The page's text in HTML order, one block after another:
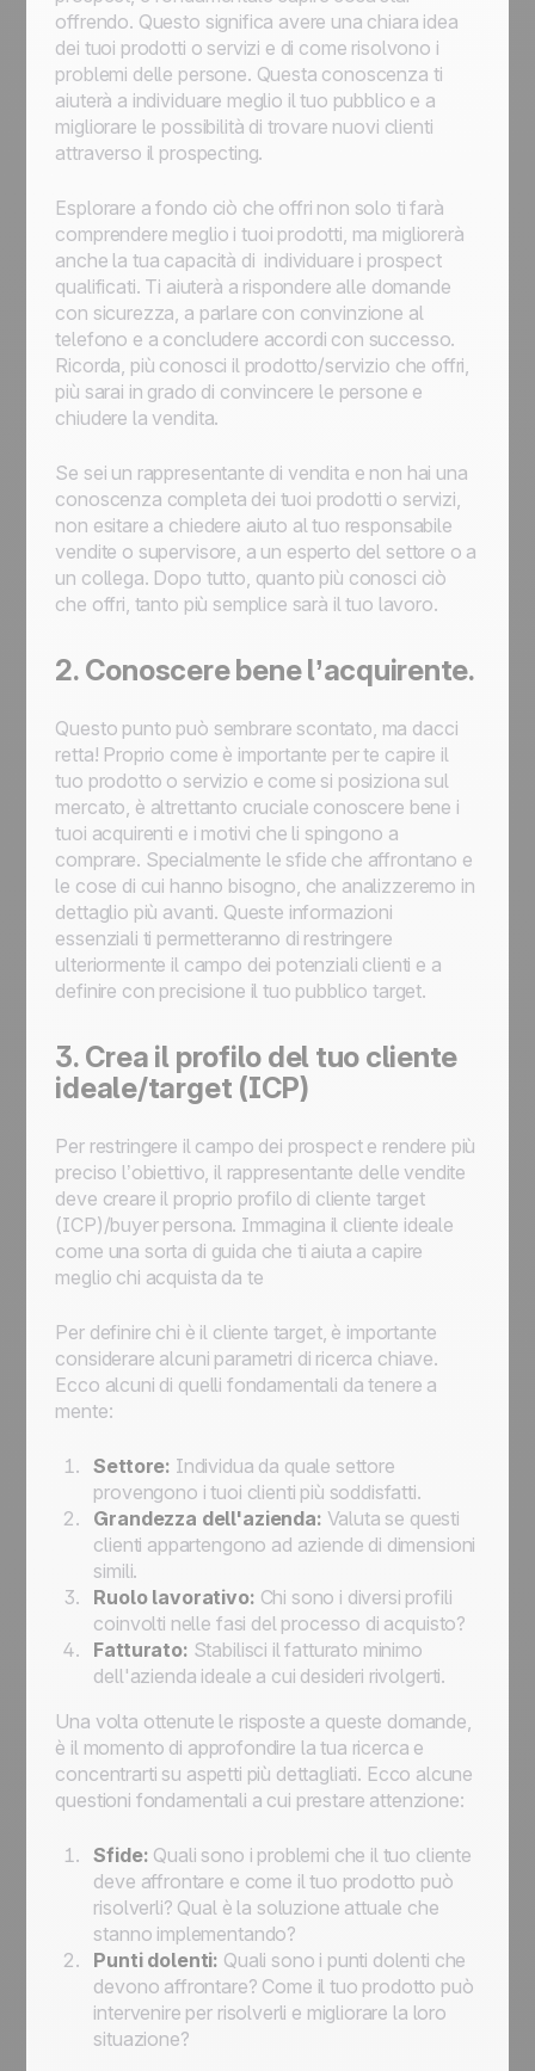
offrendo. Questo significa avere una chiara idea
dei tuoi prodotti o servizi e di come risolvono i
problemi delle persone. Questa conoscenza ti
aiuterà a individuare meglio il tuo pubblico e a
migliorare le possibilità di trovare nuovi clienti
attraverso il prospecting.
Esplorare a fondo ciò che offri non solo ti farà
comprendere meglio i tuoi prodotti, ma migliorerà
anche la tua capacità di individuare i prospect
qualificati. Ti aiuterà a rispondere alle domande
con sicurezza, a parlare con convinzione al
telefono e a concludere accordi con successo.
Ricorda, più conosci il prodotto/servizio che offri,
più sarai in grado di convincere le persone e
chiudere la vendita.
Se sei un rappresentante di vendita e non hai una
conoscenza completa dei tuoi prodotti o servizi,
non esitare a chiedere aiuto al tuo responsabile
vendite o supervisore, a un esperto del settore o a
un collega. Dopo tutto, quanto più conosci ciò
che offri, tanto più semplice sarà il tuo lavoro.
2. Conoscere bene l’acquirente.
Questo punto può sembrare scontato, ma dacci
retta! Proprio come è importante per te capire il
tuo prodotto o servizio e come si posiziona sul
mercato, è altrettanto cruciale conoscere bene i
tuoi acquirenti e i motivi che li spingono a
comprare. Specialmente le sfide che affrontano e
le cose di cui hanno bisogno, che analizzeremo in
dettaglio più avanti. Queste informazioni
essenziali ti permetteranno di restringere
ulteriormente il campo dei potenziali clienti e a
definire con precisione il tuo pubblico target.
3. Crea il profilo del tuo cliente
ideale/target (ICP)
Per restringere il campo dei prospect e rendere più
preciso l’obiettivo, il rappresentante delle vendite
deve creare il proprio profilo di cliente target
(ICP)/buyer persona. Immagina il cliente ideale
come una sorta di guida che ti aiuta a capire
meglio chi acquista da te
Per definire chi è il cliente target, è importante
considerare alcuni parametri di ricerca chiave.
Ecco alcuni di quelli fondamentali da tenere a
mente:
Settore: Individua da quale settore
provengono i tuoi clienti più soddisfatti.
Grandezza dell'azienda: Valuta se questi
clienti appartengono ad aziende di dimensioni
simili.
Ruolo lavorativo: Chi sono i diversi profili
coinvolti nelle fasi del processo di acquisto?
Fatturato: Stabilisci il fatturato minimo
dell'azienda ideale a cui desideri rivolgerti.
Una volta ottenute le risposte a queste domande,
è il momento di approfondire la tua ricerca e
concentrarti su aspetti più dettagliati. Ecco alcune
questioni fondamentali a cui prestare attenzione:
Sfide: Quali sono i problemi che il tuo cliente
deve affrontare e come il tuo prodotto può
risolverli? Qual è la soluzione attuale che
stanno implementando?
Punti dolenti: Quali sono i punti dolenti che
devono affrontare? Come il tuo prodotto può
intervenire per risolverli e migliorare la loro
situazione?